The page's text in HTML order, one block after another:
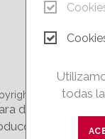
CAMPUS
2026.
de Comercio e
total o
todas